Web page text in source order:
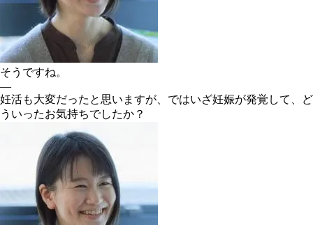
そうですね。
―
妊活も大変だったと思いますが、ではいざ妊娠が発覚して、ど
ういったお気持ちでしたか？